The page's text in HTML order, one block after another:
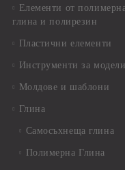
Елементи от
глина и полирезин
Пластични елементи
Инструменти за
Молдове и шаблони
Глина
Самосъхнеща глина
Полимерна Глина